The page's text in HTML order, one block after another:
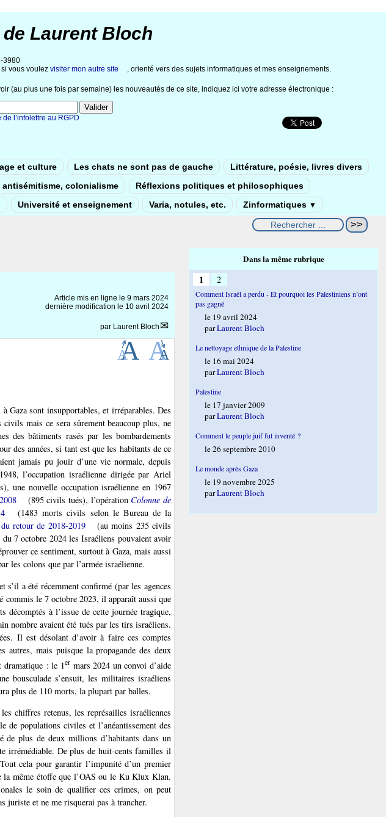
Laurent Bloch
3980
vous voulez visiter mon autre site , orienté vers des sujets informatiques et mes enseignements.
(au plus une fois par semaine) les nouveautés de ce site, indiquez ici votre adresse électronique :
de l’infolettre au RGPD
et culture Les chats ne sont pas de gauche
Littérature, poésie, livres divers
antisémitisme, colonialisme
Réflexions politiques et philosophiques
Université et enseignement Varia, notules, etc. Zinformatiques ▼
Article mis en ligne le 9 mars 2024
dernière modification le 10 avril 2024
par Laurent Bloch
Gaza sont insupportables, et irréparables. Des
mais ce sera sûrement beaucoup plus, ne
des bâtiments rasés par les bombardements
des années, si tant est que les habitants de ce
jamais pu jouir d’une vie normale, depuis
l’occupation israélienne dirigée par Ariel
une nouvelle occupation israélienne en 1967
(895 civils tués), l’opération Colonne de
(1483 morts civils selon le Bureau de la
retour de 2018-2019
(au moins 235 civils
7 octobre 2024 les Israéliens pouvaient avoir
ce sentiment, surtout à Gaza, mais aussi
les colons que par l’armée israélienne.
s’il a été récemment confirmé (par les agences
commis le 7 octobre 2023, il apparaît aussi que
décomptés à l’issue de cette journée tragique,
nombre avaient été tués par les tirs israéliens.
Il est désolant d’avoir à faire ces comptes
autres, mais puisque la propagande des deux
dramatique : le 1ermars 2024 un convoi d’aide
bousculade s’ensuit, les militaires israéliens
plus de 110 morts, la plupart par balles.
chiffres retenus, les représailles israéliennes
de populations civiles et l’anéantissement des
de plus de deux millions d’habitants dans un
irrémédiable. De plus de huit-cents familles il
cela pour garantir l’impunité d’un premier
la même étoffe que l’OAS ou le Ku Klux Klan.
le soin de qualifier ces crimes, on peut
juriste et ne me risquerai pas à trancher.
Dans la même rubrique
1 2
Comment Israël a perdu - Et pourquoi les Palestiniens n’ont
pas gagné
le 19 avril 2024
parLaurent Bloch
Le nettoyage ethnique de la Palestine
le 16 mai 2024
parLaurent Bloch
Palestine
le 17 janvier 2009
parLaurent Bloch
Comment le peuple juif fut inventé ?
le 26 septembre 2010
Le monde après Gaza
le 19 novembre 2025
parLaurent Bloch